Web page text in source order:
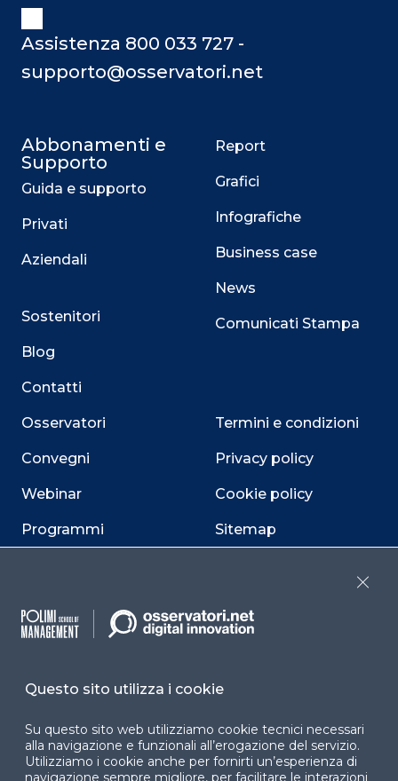
Assistenza 800 033 727 -
supporto@osservatori.net
Abbonamenti e
Supporto
Guida e supporto
Privati
Aziendali
Sostenitori
Blog
Contatti
Osservatori
Convegni
Webinar
Programmi
Report
Grafici
Infografiche
Business case
News
Comunicati Stampa
Termini e condizioni
Privacy policy
Cookie policy
Sitemap
Cookie Center
Questo sito utilizza i cookie
Su questo sito web utilizziamo cookie tecnici necessari
alla navigazione e funzionali all’erogazione del servizio.
Utilizziamo i cookie anche per fornirti un’esperienza di
navigazione sempre migliore, per facilitare le interazioni